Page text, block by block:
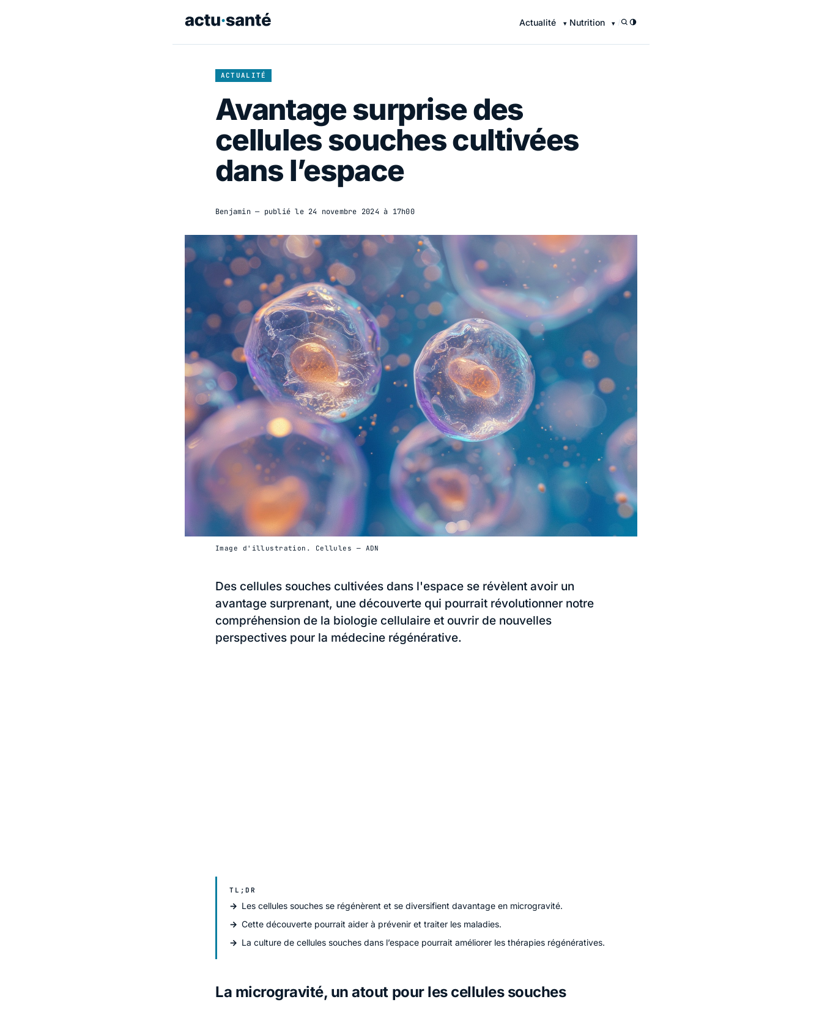
Actualité Nutrition /
ACTUALITÉ
Avantage surprise des
cellules souches cultivées
dans l’espace
Benjamin— publié le 24 novembre 2024 à 17h00
Image d'illustration. Cellules — ADN
Des cellules souches cultivées dans l'espace se révèlent avoir un
avantage surprenant, une découverte qui pourrait révolutionner notre
compréhension de la biologie cellulaire et ouvrir de nouvelles
perspectives pour la médecine régénérative.
TL;DR
Les cellules souches se régénèrent et se diversifient davantage en microgravité.
Cette découverte pourrait aider à prévenir et traiter les maladies.
La culture de cellules souches dans l’espace pourrait améliorer les thérapies régénératives.
La microgravité, un atout pour les cellules souches